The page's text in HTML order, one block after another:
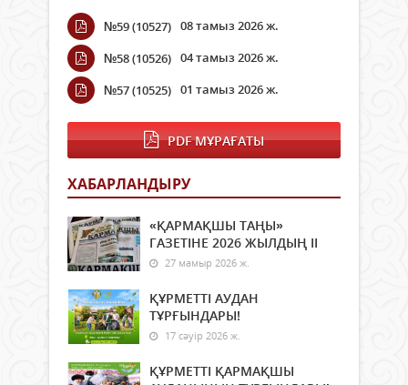
№59 (10527) 08 тамыз 2026 ж.
№58 (10526) 04 тамыз 2026 ж.
№57 (10525) 01 тамыз 2026 ж.
PDF МҰРАҒАТЫ
ХАБАРЛАНДЫРУ
«ҚАРМАҚШЫ ТАҢЫ»
ГАЗЕТІНЕ 2026 ЖЫЛДЫҢ ІI
27 мамыр 2026 ж.
ҚҰРМЕТТІ АУДАН
ТҰРҒЫНДАРЫ!
17 сәуір 2026 ж.
ҚҰРМЕТТІ ҚАРМАҚШЫ